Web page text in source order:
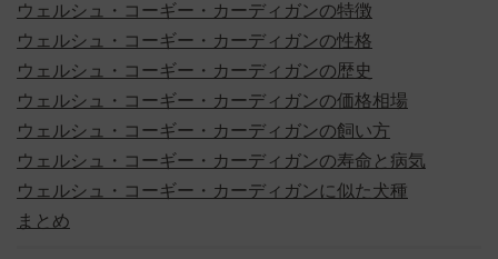
ウェルシュ・コーギー・カーディガンの特徴
ウェルシュ・コーギー・カーディガンの性格
ウェルシュ・コーギー・カーディガンの歴史
ウェルシュ・コーギー・カーディガンの価格相場
ウェルシュ・コーギー・カーディガンの飼い方
ウェルシュ・コーギー・カーディガンの寿命と病気
ウェルシュ・コーギー・カーディガンに似た犬種
まとめ